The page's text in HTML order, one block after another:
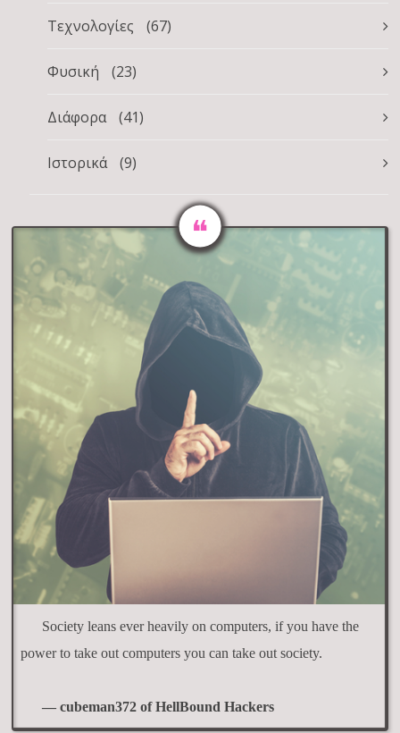
Τεχνολογίες (67)
Φυσική (23)
Διάφορα (41)
Ιστορικά (9)
Society leans ever heavily on computers, if you have the
power to take out computers you can take out society.
— cubeman372 of HellBound Hackers